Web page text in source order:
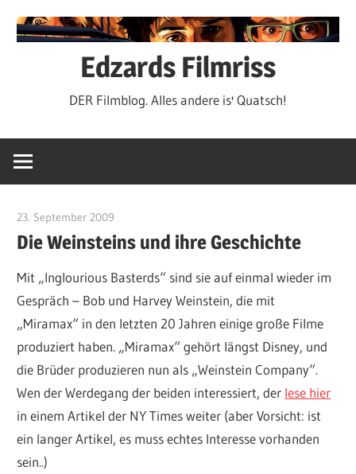
Inhalt
Edzards Filmriss
DER Filmblog. Alles andere is' Quatsch!
23. September 2009
Die Weinsteins und ihre Geschichte
Mit „Inglourious Basterds“ sind sie auf einmal wieder im
Gespräch – Bob und Harvey Weinstein, die mit
„Miramax“ in den letzten 20 Jahren einige große Filme
produziert haben. „Miramax“ gehört längst Disney, und
die Brüder produzieren nun als „Weinstein Company“.
Wen der Werdegang der beiden interessiert, der lese hier
in einem Artikel der NY Times weiter (aber Vorsicht: ist
ein langer Artikel, es muss echtes Interesse vorhanden
sein..)